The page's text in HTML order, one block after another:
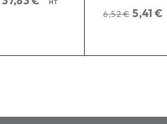
6,52€ 5,41€